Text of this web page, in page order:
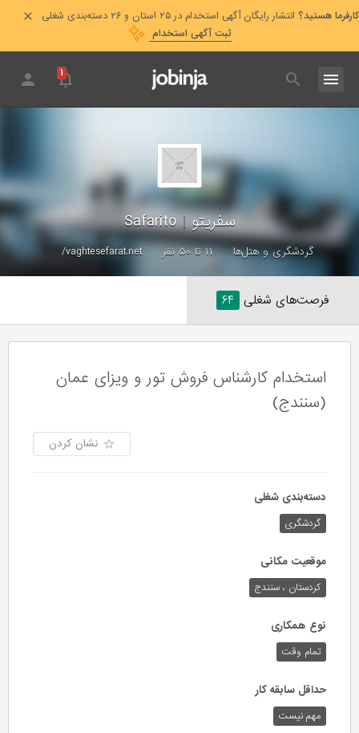
کارفرما هستید؟ انتشار رایگان آگهی استخدام در ۲۵ استان و ۲۶ دسته‌بندی شغلی
ثبت آگهی استخدام
۱
سفریتو|
Safarito
گردشگری و هتل‌ها ۱۱ تا ۵۰ نفر vaghtesefarat.net/
فرصت‌های شغلی ۶۴
استخدام کارشناس فروش تور و ویزای عمان
(سنندج)
نشان کردن
دسته‌بندی شغلی
گردشگری
موقعیت مکانی
کردستان ، سنندج
نوع همکاری
تمام وقت
حداقل سابقه کار
مهم نیست